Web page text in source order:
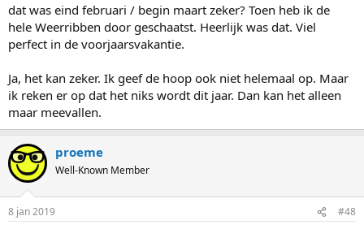
dat was eind februari / begin maart zeker? Toen heb ik de
hele Weerribben door geschaatst. Heerlijk was dat. Viel
perfect in de voorjaarsvakantie.
Ja, het kan zeker. Ik geef de hoop ook niet helemaal op. Maar
ik reken er op dat het niks wordt dit jaar. Dan kan het alleen
maar meevallen.
proeme
Well-Known Member
8 jan 2019 #48